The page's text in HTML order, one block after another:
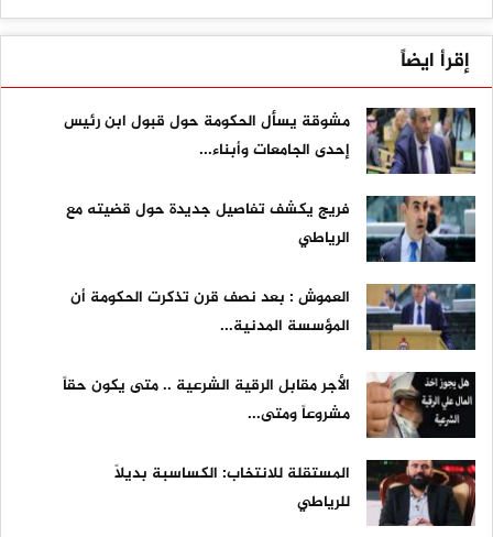
إقرأ ايضاً
مشوقة يسأل الحكومة حول قبول ابن رئيس
إحدى الجامعات وأبناء...
فريج يكشف تفاصيل جديدة حول قضيته مع
الرياطي
العموش : بعد نصف قرن تذكرت الحكومة أن
المؤسسة المدنية...
الأجر مقابل الرقية الشرعية .. متى يكون حقاً
مشروعاً ومتى...
المستقلة للانتخاب: الكساسبة بديلاً
للرياطي